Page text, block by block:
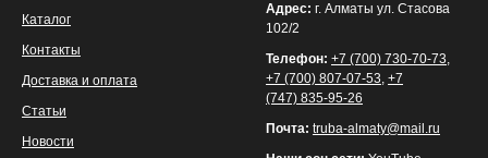
Каталог
Контакты
Доставка и оплата
Статьи
Новости
Адрес: г. Алматы ул. Стасова
102/2
Телефон: +7 (700) 730-70-73,
+7 (700) 807-07-53, +7
(747) 835-95-26
Почта: truba-almaty@mail.ru